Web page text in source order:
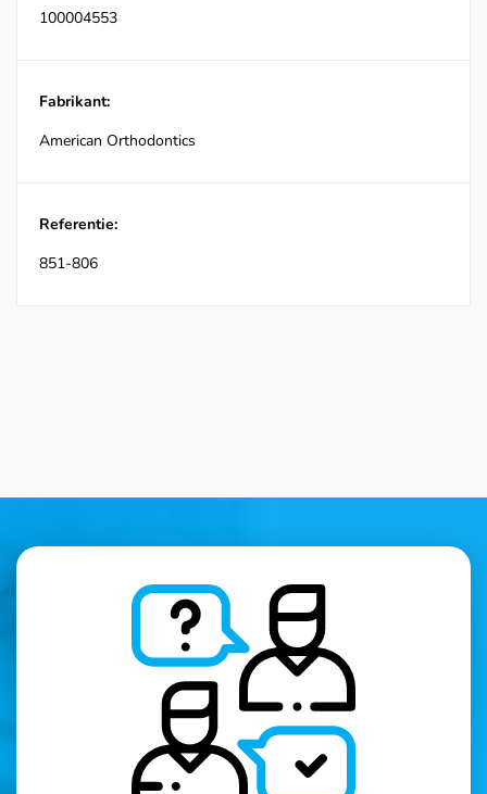
100004553
Fabrikant:
American Orthodontics
Referentie:
851-806